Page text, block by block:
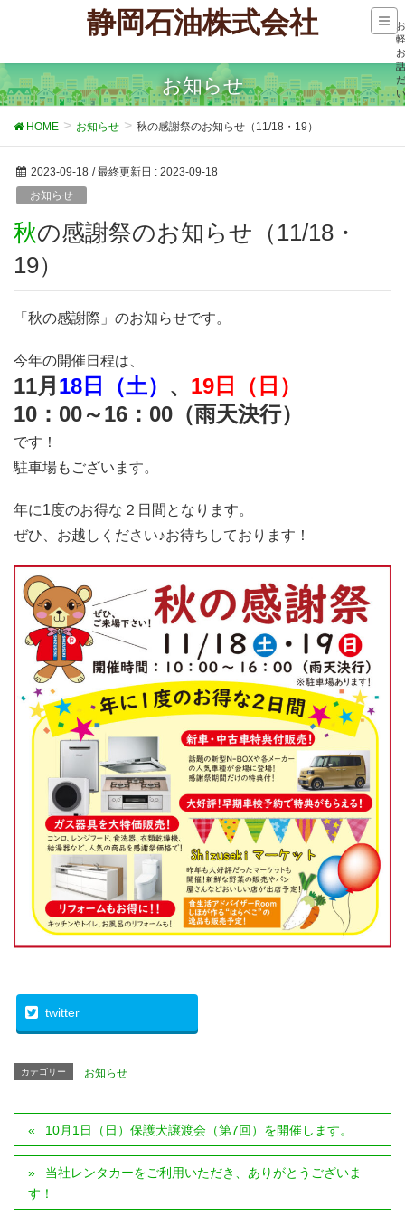
静岡石油株式会社
お知らせ
HOME お知らせ 秋の感謝祭のお知らせ（11/18・19）
2023-09-18 / 最終更新日 : 2023-09-18
お知らせ
秋の感謝祭のお知らせ（11/18・
19）
「秋の感謝際」のお知らせです。
今年の開催日程は、
11月 18日（土） 、 19日（日）
10：00～16：00（雨天決行）
です！
駐車場もございます。
年に1度のお得な２日間となります。
ぜひ、お越しください♪お待ちしております！
twitter
カテゴリー お知らせ
10月1日（日）保護犬譲渡会（第7回）を開催します。
当社レンタカーをご利用いただき、ありがとうございま
す！